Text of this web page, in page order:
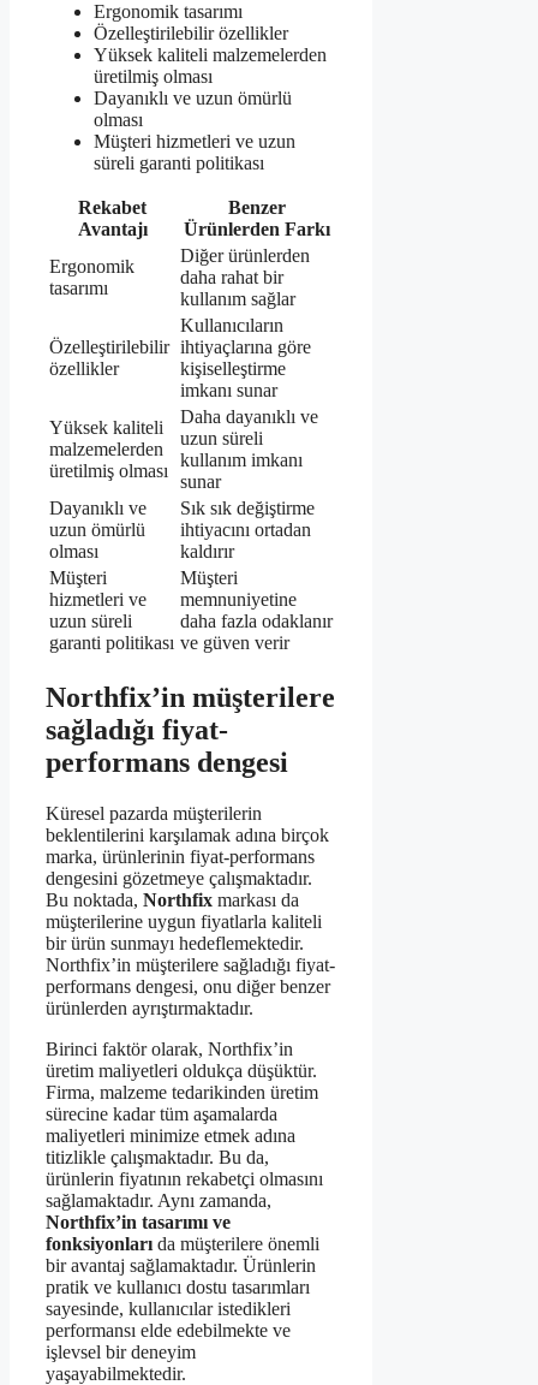
Ergonomik tasarımı
Özelleştirilebilir özellikler
Yüksek kaliteli malzemelerden
üretilmiş olması
Dayanıklı ve uzun ömürlü
olması
Müşteri hizmetleri ve uzun
süreli garanti politikası
Rekabet
Avantajı
Benzer
Ürünlerden Farkı
Ergonomik
tasarımı
Diğer ürünlerden
daha rahat bir
kullanım sağlar
Özelleştirilebilir
özellikler
Kullanıcıların
ihtiyaçlarına göre
kişiselleştirme
imkanı sunar
Yüksek kaliteli
malzemelerden
üretilmiş olması
Daha dayanıklı ve
uzun süreli
kullanım imkanı
sunar
Dayanıklı ve
uzun ömürlü
olması
Sık sık değiştirme
ihtiyacını ortadan
kaldırır
Müşteri
hizmetleri ve
uzun süreli
garanti politikası
Müşteri
memnuniyetine
daha fazla odaklanır
ve güven verir
Northfix’in müşterilere
sağladığı fiyat-
performans dengesi
Küresel pazarda müşterilerin
beklentilerini karşılamak adına birçok
marka, ürünlerinin fiyat-performans
dengesini gözetmeye çalışmaktadır.
Bu noktada, Northfix markası da
müşterilerine uygun fiyatlarla kaliteli
bir ürün sunmayı hedeflemektedir.
Northfix’in müşterilere sağladığı fiyat-
performans dengesi, onu diğer benzer
ürünlerden ayrıştırmaktadır.
Birinci faktör olarak, Northfix’in
üretim maliyetleri oldukça düşüktür.
Firma, malzeme tedarikinden üretim
sürecine kadar tüm aşamalarda
maliyetleri minimize etmek adına
titizlikle çalışmaktadır. Bu da,
ürünlerin fiyatının rekabetçi olmasını
sağlamaktadır. Aynı zamanda,
Northfix’in tasarımı ve
fonksiyonları da müşterilere önemli
bir avantaj sağlamaktadır. Ürünlerin
pratik ve kullanıcı dostu tasarımları
sayesinde, kullanıcılar istedikleri
performansı elde edebilmekte ve
işlevsel bir deneyim
yaşayabilmektedir.